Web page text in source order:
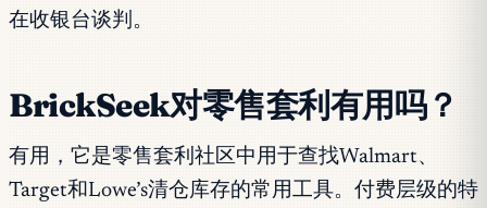
在收银台谈判。
BrickSeek对零售套利有用吗？
有用，它是零售套利社区中用于查找Walmart、
Target和Lowe’s清仓库存的常用工具。付费层级的特